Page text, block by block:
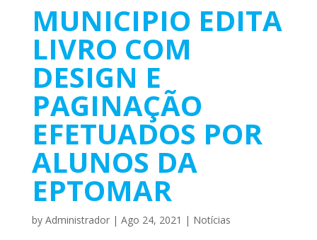
MUNICIPIO EDITA
LIVRO COM
DESIGN E
PAGINAÇÃO
EFETUADOS POR
ALUNOS DA
EPTOMAR
by Administrador| Ago 24, 2021 | Notícias